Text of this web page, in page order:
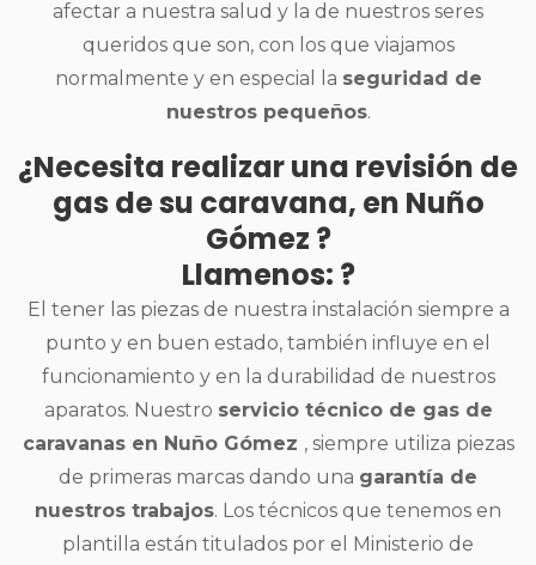
afectar a nuestra salud y la de nuestros seres
queridos que son, con los que viajamos
normalmente y en especial la seguridad de
nuestros pequeños.
¿Necesita realizar una revisión de
gas de su caravana, en Nuño
Gómez ?
Llamenos: ?
El tener las piezas de nuestra instalación siempre a
punto y en buen estado, también influye en el
funcionamiento y en la durabilidad de nuestros
aparatos. Nuestro servicio técnico de gas de
caravanas en Nuño Gómez , siempre utiliza piezas
de primeras marcas dando una garantía de
nuestros trabajos. Los técnicos que tenemos en
plantilla están titulados por el Ministerio de